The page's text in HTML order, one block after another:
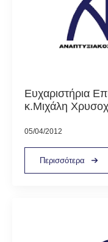
Ευχαριστήρια
κ.Μιχάλη
05/04/2012
Περισσότερα